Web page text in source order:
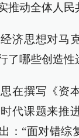
推动全体人民
济思想对马
了哪些创造性
在撰写《资
代课题来推
：“面对错综